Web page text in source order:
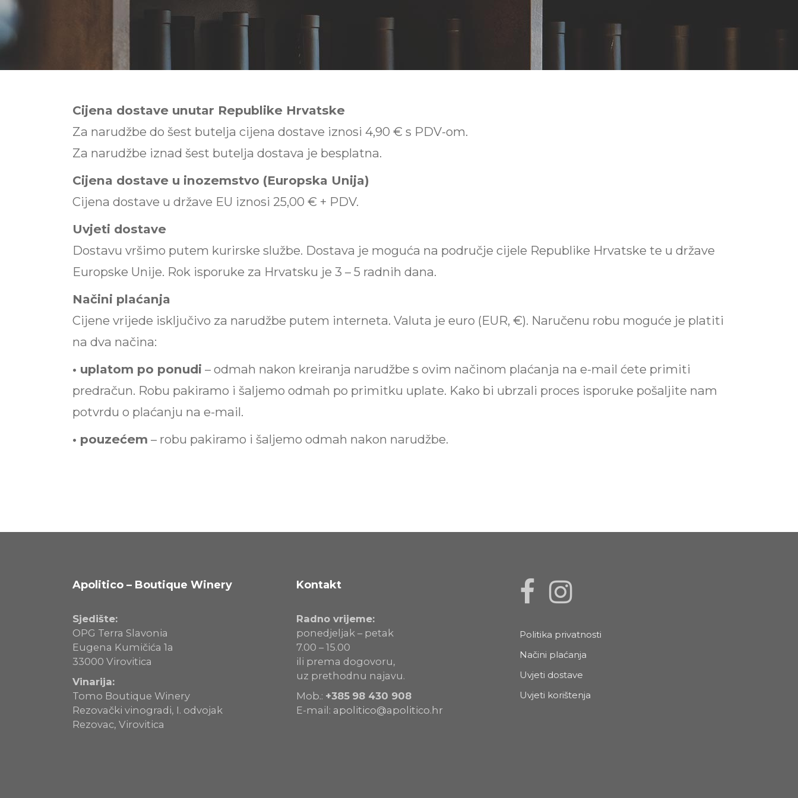
Cijena dostave unutar Republike Hrvatske
Za narudžbe do šest butelja cijena dostave iznosi 4,90 € s PDV-om.
Za narudžbe iznad šest butelja dostava je besplatna.
Cijena dostave u inozemstvo (Europska Unija)
Cijena dostave u države EU iznosi 25,00 € + PDV.
Uvjeti dostave
Dostavu vršimo putem kurirske službe. Dostava je moguća na područje cijele Republike Hrvatske te u države
Europske Unije. Rok isporuke za Hrvatsku je 3 – 5 radnih dana.
Načini plaćanja
Cijene vrijede isključivo za narudžbe putem interneta. Valuta je euro (EUR, €). Naručenu robu moguće je platiti
na dva načina:
• uplatom po ponudi – odmah nakon kreiranja narudžbe s ovim načinom plaćanja na e-mail ćete primiti
predračun. Robu pakiramo i šaljemo odmah po primitku uplate. Kako bi ubrzali proces isporuke pošaljite nam
potvrdu o plaćanju na e-mail.
• pouzećem – robu pakiramo i šaljemo odmah nakon narudžbe.
Apolitico – Boutique Winery
Sjedište:
OPG Terra Slavonia
Eugena Kumičića 1a
33000 Virovitica
Vinarija:
Tomo Boutique Winery
Rezovački vinogradi, I. odvojak
Rezovac, Virovitica
Kontakt
Radno vrijeme:
ponedjeljak – petak
7.00 – 15.00
ili prema dogovoru,
uz prethodnu najavu.
Mob.: +385 98 430 908
E-mail: apolitico@apolitico.hr
Politika privatnosti
Načini plaćanja
Uvjeti dostave
Uvjeti korištenja